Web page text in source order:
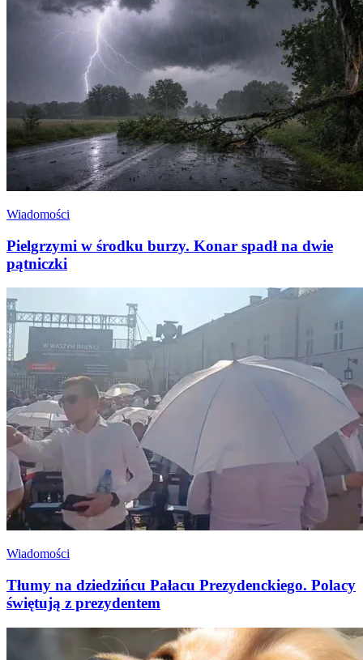
Wiadomości
Pielgrzymi w środku burzy. Konar spadł na dwie
pątniczki
Wiadomości
Tłumy na dziedzińcu Pałacu Prezydenckiego. Polacy
świętują z prezydentem